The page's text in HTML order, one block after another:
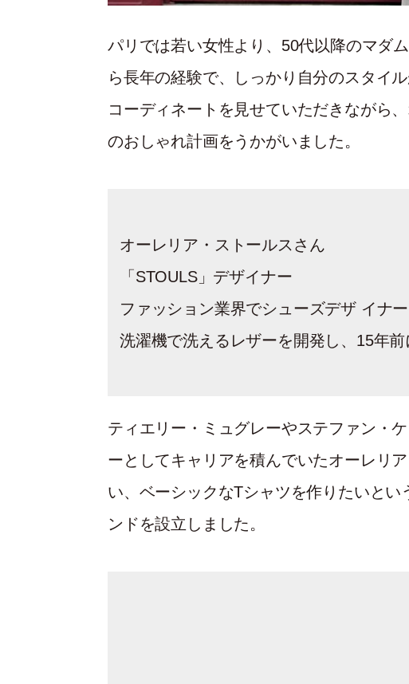
パリでは若い女性より、50代以降のマダ
ら長年の経験で、しっかり自分のスタイ
コーディネートを見せていただきながら
のおしゃれ計画をうかがいました。
オーレリア・ストールスさん
「STOULS」デザイナー
ファッション業界でシューズデザ イナ
洗濯機で洗えるレザーを開発し、15年前
ティエリー・ミュグレーやステファン・
ーとしてキャリアを積んでいたオーレリ
い、ベーシックなTシャツを作りたいとい
ンドを設立しました。